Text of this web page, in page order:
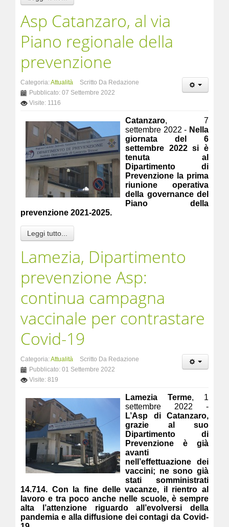
Asp Catanzaro, al via
Piano regionale della
prevenzione
Categoria:Attualità
Scritto Da Redazione
Pubblicato: 07 Settembre 2022
Visite: 1116
Catanzaro, 7
settembre 2022 - Nella
giornata del 6
settembre 2022 si è
tenuta al
Dipartimento di
Prevenzione la prima
riunione operativa
della governance del
Piano della
prevenzione 2021-2025.
Leggi tutto...
Lamezia, Dipartimento
prevenzione Asp:
continua campagna
vaccinale per contrastare
Covid-19
Categoria:Attualità
Scritto Da Redazione
Pubblicato: 01 Settembre 2022
Visite: 819
Lamezia Terme, 1
settembre 2022 -
L’Asp di Catanzaro,
grazie al suo
Dipartimento di
Prevenzione è già
avanti
nell’effettuazione dei
vaccini; ne sono già
stati somministrati
14.714. Con la fine delle vacanze, il rientro al
lavoro e tra poco anche nelle scuole, è sempre
alta l’attenzione riguardo all’evolversi della
pandemia e alla diffusione dei contagi da Covid-